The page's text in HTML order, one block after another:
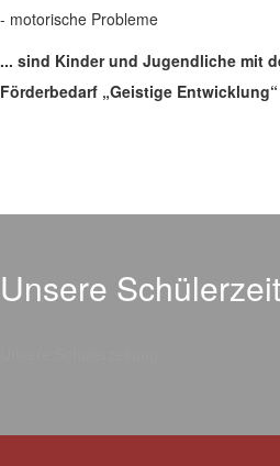
- motorische Probleme
... sind Kinder und Jugendliche mit
Förderbedarf „Geistige Entwicklung“
Unsere